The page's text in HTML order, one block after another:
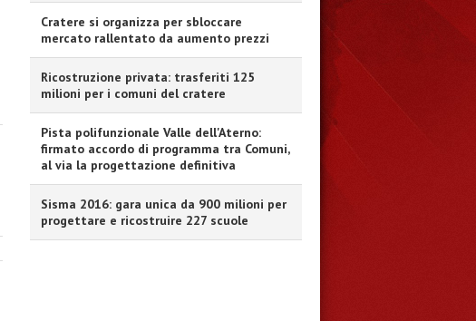
Cratere si organizza per sbloccare
mercato rallentato da aumento prezzi
Ricostruzione privata: trasferiti 125
milioni per i comuni del cratere
Pista polifunzionale Valle dell'Aterno:
firmato accordo di programma tra Comuni,
al via la progettazione definitiva
Sisma 2016: gara unica da 900 milioni per
progettare e ricostruire 227 scuole